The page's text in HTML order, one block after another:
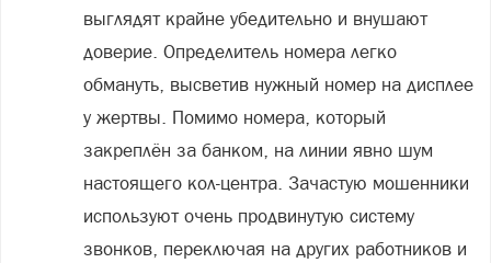
выглядят крайне убедительно и внушают
доверие. Определитель номера легко
обмануть, высветив нужный номер на дисплее
у жертвы. Помимо номера, который
закреплён за банком, на линии явно шум
настоящего кол-центра. Зачастую мошенники
используют очень продвинутую систему
звонков, переключая на других работников и